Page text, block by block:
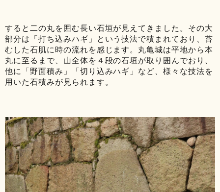
すると二の丸を囲む長い石垣が見えてきました。その大
部分は「打ち込みハギ」という技法で積まれており、苔
むした石肌に時の流れを感じます。丸亀城は平地から本
丸に至るまで、山全体を４段の石垣が取り囲んでおり、
他に「野面積み」「切り込みハギ」など、様々な技法を
用いた石積みが見られます。